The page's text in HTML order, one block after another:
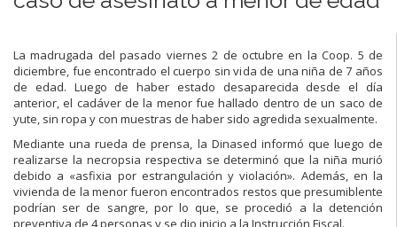
La madrugada del pasado viernes 2 de octubre en la Coop. 5 de
diciembre, fue encontrado el cuerpo sin vida de una niña de 7 años
de edad. Luego de haber estado desaparecida desde el día
anterior, el cadáver de la menor fue hallado dentro de un saco de
yute, sin ropa y con muestras de haber sido agredida sexualmente.
Mediante una rueda de prensa, la Dinased informó que luego de
realizarse la necropsia respectiva se determinó que la niña murió
debido a «asfixia por estrangulación y violación». Además, en la
vivienda de la menor fueron encontrados restos que presumiblente
podrían ser de sangre, por lo que, se procedió a la detención
preventiva de 4 personas y se dio inicio a la Instrucción Fiscal.